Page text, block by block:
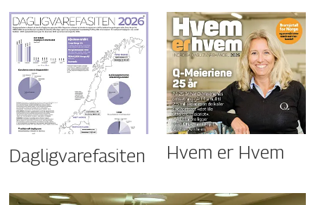
Dagligvarefasiten Hvem er Hvem